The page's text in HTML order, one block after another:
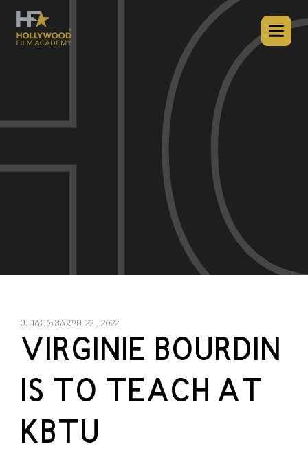
თებერვალი 22 , 2022
VIRGINIE BOURDIN
IS TO TEACH AT
KBTU